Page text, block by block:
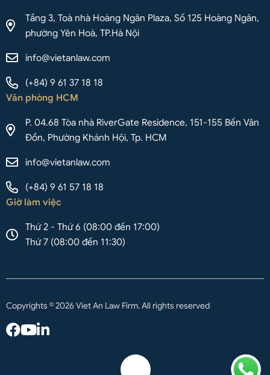
Tầng 3, Toà nhà Hoàng Ngân Plaza, Số 125 Hoàng Ngân,
phường Yên Hoà, TP.Hà Nội
info@vietanlaw.com
(+84) 9 61 37 18 18
Văn phòng HCM
P. 04.68 Tòa nhà RiverGate Residence, 151-155 Bến Vân
Đồn, Phường Khánh Hội, Tp. HCM
info@vietanlaw.com
(+84) 9 61 57 18 18
Giờ làm việc
Thứ 2 - Thứ 6 (08:00 đến 17:00)
Thứ 7 (08:00 đến 11:30)
Copyrights © 2026 Viet An Law Firm. All rights reserved